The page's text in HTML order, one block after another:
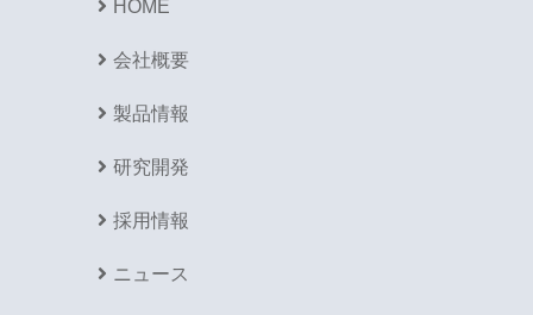
HOME
会社概要
製品情報
研究開発
採用情報
ニュース